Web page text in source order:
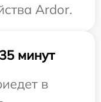
Ardor.
минут
в